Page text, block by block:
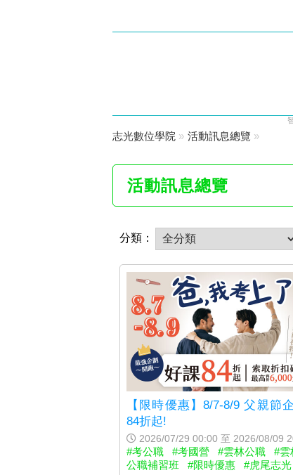
志光數位學院 » 活動訊息總覽 »
活動訊息總覽
分類：
【限時優惠】8/7-8/9 父親節
84折起!
2026/07/29 00:00 至 2026/08/09
#考公職 #考國營 #雲林公職 #雲
公職補習班
#限時優惠 #虎尾志光